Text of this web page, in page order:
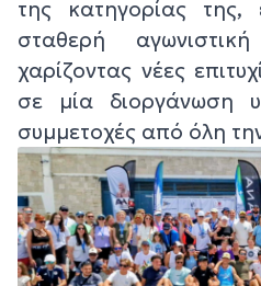
της κατηγορίας της,
σταθερή
χαρίζοντας νέες
σε μία διοργάνωση
συμμετοχές από όλη